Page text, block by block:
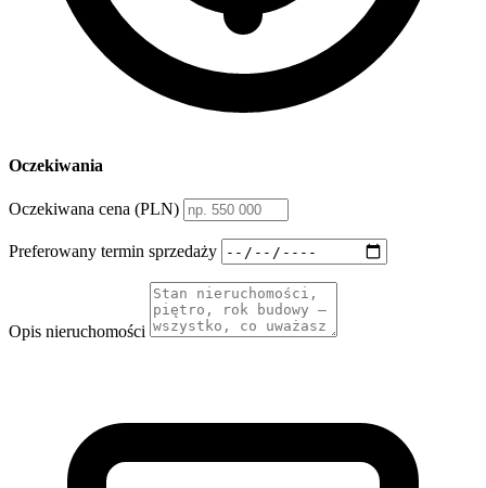
Oczekiwania
Oczekiwana cena (PLN)
Preferowany termin sprzedaży
Opis nieruchomości